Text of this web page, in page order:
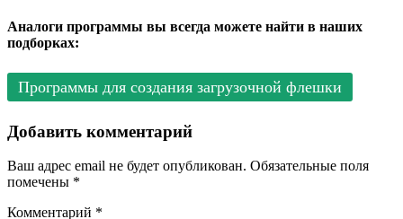
Аналоги программы вы всегда можете найти в наших
подборках:
Программы для создания загрузочной флешки
Добавить комментарий
Ваш адрес email не будет опубликован. Обязательные поля
помечены *
Комментарий *